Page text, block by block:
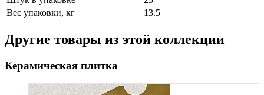
Вес упаковки, кг
13.5
Другие товары из этой коллекции
Керамическая плитка